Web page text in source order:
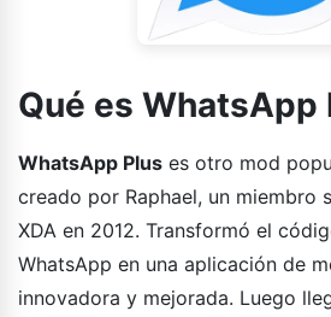
Qué es WhatsApp
WhatsApp Plus es otro mod
creado por Raphael, un miembro
XDA en 2012. Transformó el
WhatsApp en una aplicación de
innovadora y mejorada. Luego